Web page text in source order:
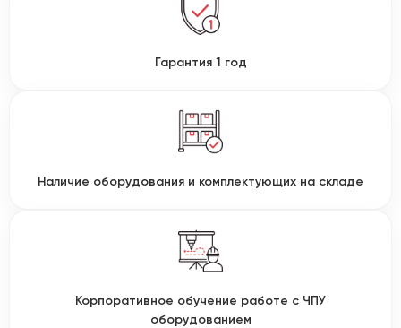
Гарантия 1 год
Наличие оборудования и комплектующих на складе
Корпоративное обучение работе с ЧПУ
оборудованием